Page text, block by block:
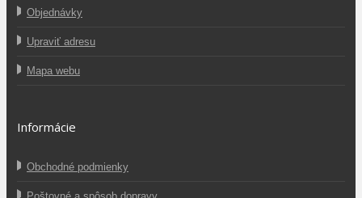
Objednávky
Upraviť adresu
Mapa webu
Informácie
Obchodné podmienky